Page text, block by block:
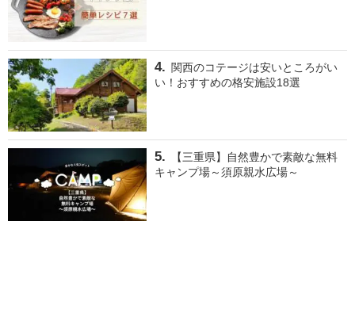
関西のコテージは安いところがい
い！おすすめの格安施設18選
【三重県】自然豊かで素敵な無料
キャンプ場～須原親水広場～